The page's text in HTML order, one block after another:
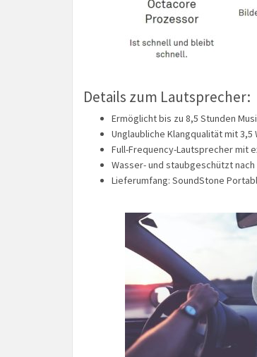
Details zum Lautsprecher:
Ermöglicht bis zu 8,5 Stunden
Unglaubliche Klangqualität mit 3,5
Full-Frequency-Lautsprecher mit
Wasser- und staubgeschützt nach
Lieferumfang: SoundStone